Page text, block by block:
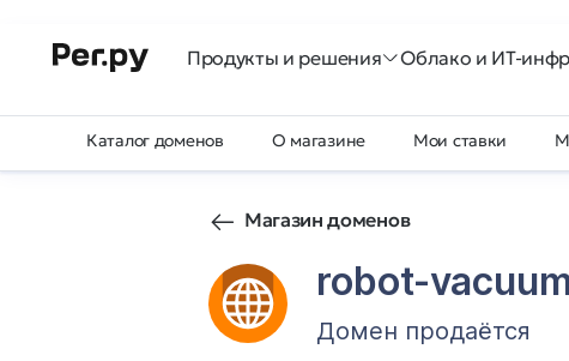
Продукты и решения Облако и ИТ-
Каталог доменов О магазине Мои ставки
Магазин доменов
robot-
Домен продаётся